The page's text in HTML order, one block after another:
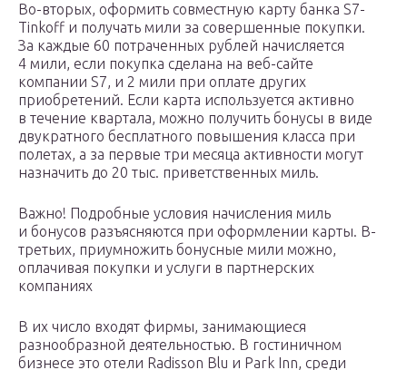
Во-вторых, оформить совместную карту банка S7-
Tinkoff и получать мили за совершенные покупки.
За каждые 60 потраченных рублей начисляется
4 мили, если покупка сделана на веб-сайте
компании S7, и 2 мили при оплате других
приобретений. Если карта используется активно
в течение квартала, можно получить бонусы в виде
двукратного бесплатного повышения класса при
полетах, а за первые три месяца активности могут
назначить до 20 тыс. приветственных миль.
Важно! Подробные условия начисления миль
и бонусов разъясняются при оформлении карты. В-
третьих, приумножить бонусные мили можно,
оплачивая покупки и услуги в партнерских
компаниях
В их число входят фирмы, занимающиеся
разнообразной деятельностью. В гостиничном
бизнесе это отели Radisson Blu и Park Inn, среди